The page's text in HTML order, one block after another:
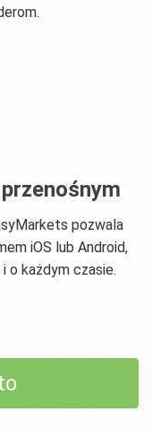
pozwala
iOS lub Android,
o każdym czasie.